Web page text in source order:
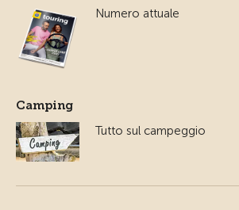
Numero attuale
Camping
Tutto sul campeggio